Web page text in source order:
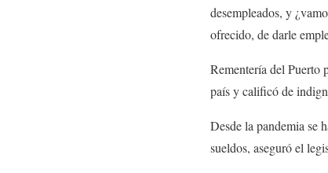
desempleados, y
ofrecido, de darle
Rementería del Puerto
país y calificó de
Desde la pandemia se
sueldos, aseguró el